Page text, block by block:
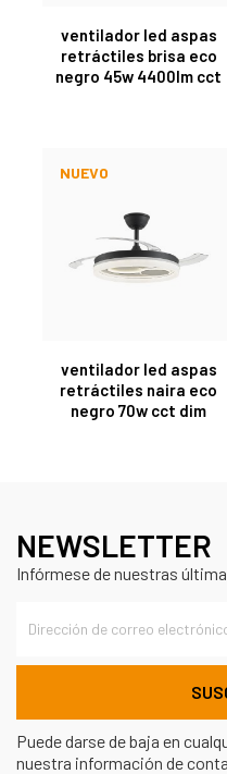
ventilador led aspas
retráctiles brisa eco
negro 45w 4400lm cct
ventilador led aspas
retráctiles naira eco
negro 70w cct dim
NUEVO
NEWSLETTER
Infórmese de nuestras
Puede darse de baja en
nuestra información de